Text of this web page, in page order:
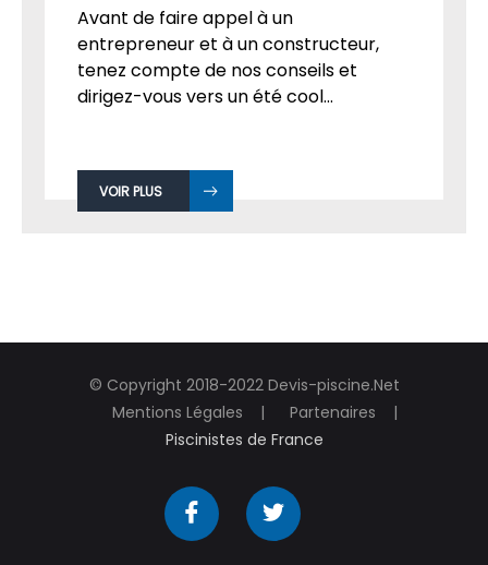
Avant de faire appel à un
entrepreneur et à un constructeur,
tenez compte de nos conseils et
dirigez-vous vers un été cool...
VOIR PLUS
© Copyright 2018-2022 Devis-piscine.Net
Mentions Légales
Partenaires
Piscinistes de France